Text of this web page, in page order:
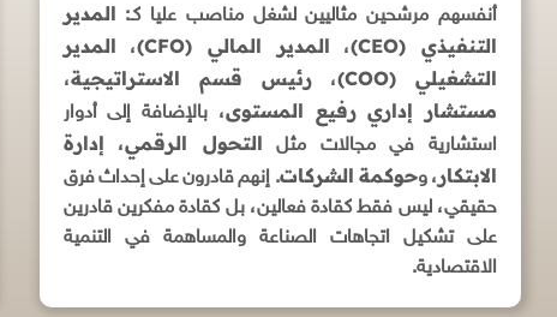
أنفسهم مرشحين مثاليين لشغل مناصب عليا كـ: المدير
التنفيذي (CEO)
، المدير المالي (CFO) ، المدير
التشغيلي (COO)
،رئيس قسم الاستراتيجية،
مستشار إداري رفيع المستوى، بالإضافة إلى أدوار
استشارية في مجالات مثل التحول الرقمي، إدارة
الابتكار، وحوكمة الشركات. إنهم قادرون على إحداث فرق
حقيقي، ليس فقط كقادة فعالين، بل كقادة مفكرين قادرين
على تشكيل اتجاهات الصناعة والمساهمة في التنمية
الاقتصادية.